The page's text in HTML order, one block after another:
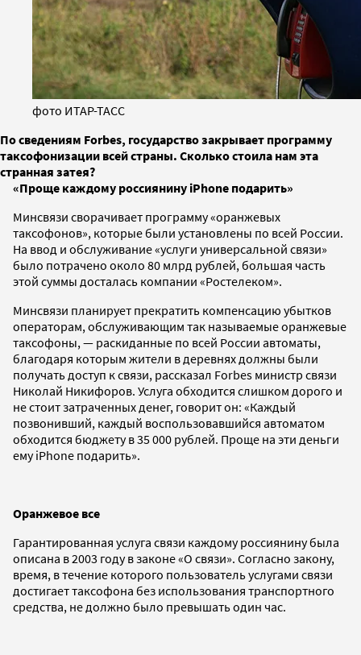
фото ИТАР-ТАСС
По сведениям Forbes, государство закрывает программу
таксофонизации всей страны. Сколько стоила нам эта
странная затея?
«Проще каждому россиянину iPhone подарить»
Минсвязи сворачивает программу «оранжевых
таксофонов», которые были установлены по всей России.
На ввод и обслуживание «услуги универсальной связи»
было потрачено около 80 млрд рублей, большая часть
этой суммы досталась компании «Ростелеком».
Минсвязи планирует прекратить компенсацию убытков
операторам, обслуживающим так называемые оранжевые
таксофоны, — раскиданные по всей России автоматы,
благодаря которым жители в деревнях должны были
получать доступ к связи, рассказал Forbes министр связи
Николай Никифоров. Услуга обходится слишком дорого и
не стоит затраченных денег, говорит он: «Каждый
позвонивший, каждый воспользовавшийся автоматом
обходится бюджету в 35 000 рублей. Проще на эти деньги
ему iPhone подарить».
Оранжевое все
Гарантированная услуга связи каждому россиянину была
описана в 2003 году в законе «О связи». Согласно закону,
время, в течение которого пользователь услугами связи
достигает таксофона без использования транспортного
средства, не должно было превышать один час.